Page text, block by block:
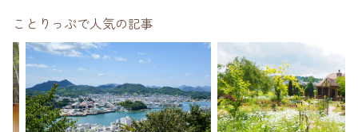
ことりっぷで人気の記事